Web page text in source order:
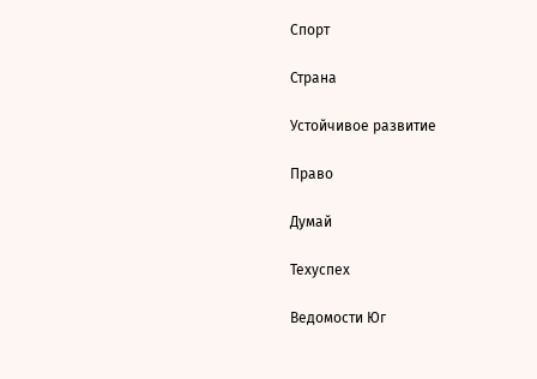
Спорт
Страна
Устойчивое развитие
Право
Думай
Техуспех
Ведомости Юг